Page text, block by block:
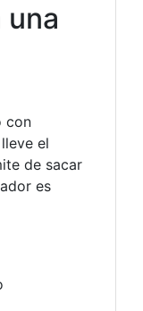
con
el
de sacar
es